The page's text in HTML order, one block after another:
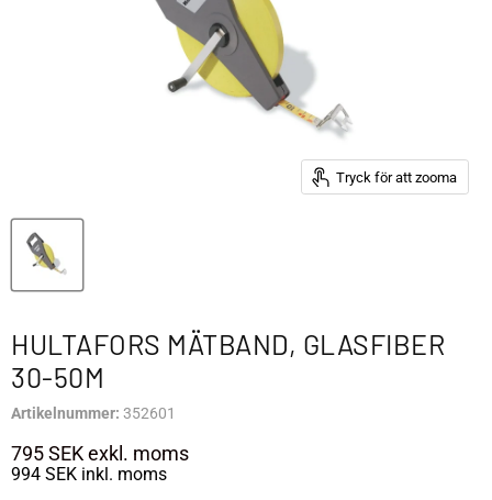
Tryck för att zooma
HULTAFORS MÄTBAND, GLASFIBER
30-50M
Artikelnummer: 352601
795 SEKexkl. moms
994 SEK inkl. moms